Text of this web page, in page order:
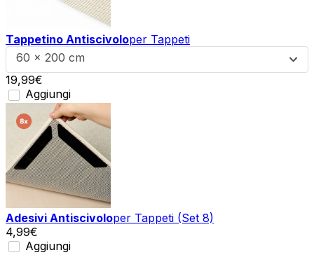
Tappetino Antiscivoloper Tappeti
60 x 200 cm
19,99€
Aggiungi
Adesivi Antiscivoloper Tappeti (Set 8)
4,99€
Aggiungi